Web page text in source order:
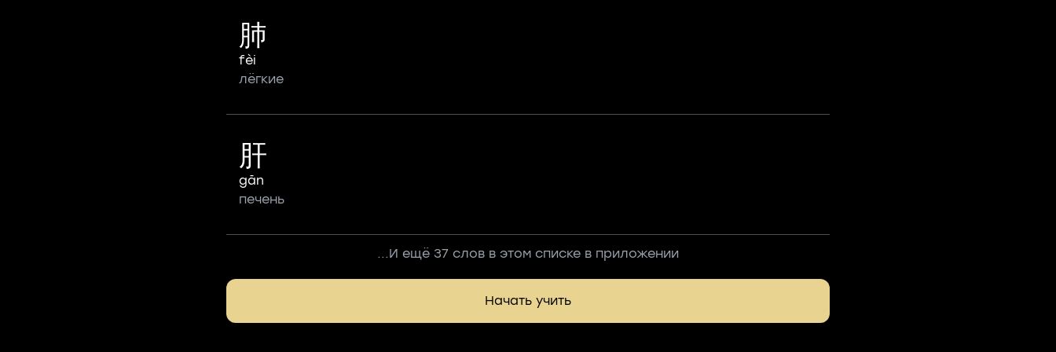
肺
fèi
лёгкие
肝
gān
печень
...И ещё 37 слов в этом списке в приложении
Начать учить